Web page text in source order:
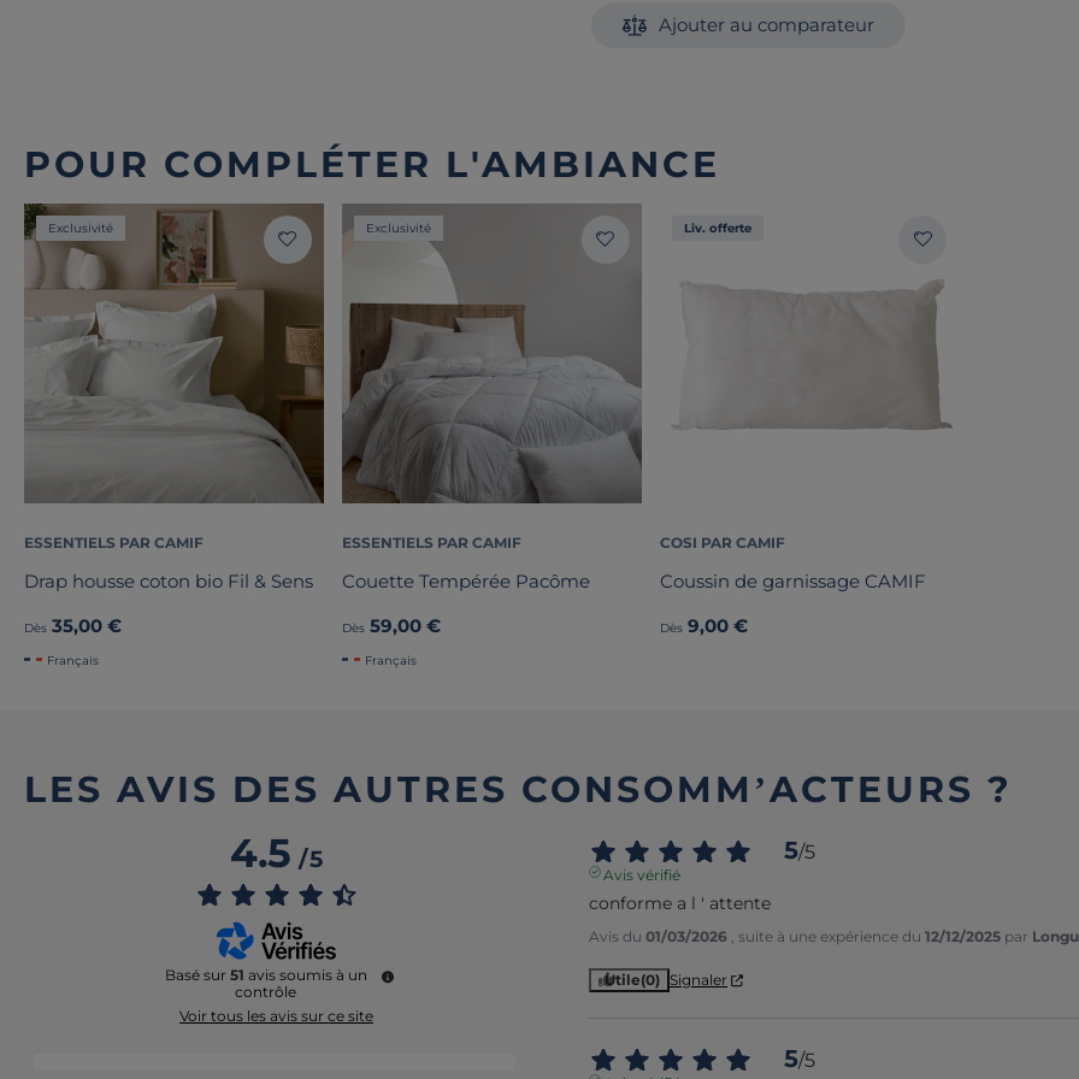
Ajouter au comparateur
POUR COMPLÉTER L'AMBIANCE
Exclusivité
ESSENTIELS PAR CAMIF
Drap housse coton bio Fil & Sens
Dès 35,00 €
Français
Exclusivité
ESSENTIELS PAR CAMIF
Couette Tempérée Pacôme
Dès 59,00 €
Français
Liv. offerte
COSI PAR CAMIF
Coussin de garnissage CAMIF
Dès 9,00 €
LES AVIS DES AUTRES CONSOMM’ACTEURS ?
4.5/5
Basé sur 51 avis soumis à un
contrôle
Voir tous les avis sur ce site
5/5
Avis vérifié
conforme a l ' attente
Avis du 01/03/2026 , suite à une expérience du 12/12/2025 par
Utile(0) Signaler
5/5